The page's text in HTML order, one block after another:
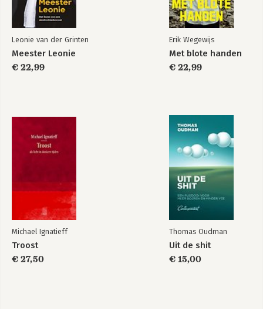
Leonie van der Grinten
Meester Leonie
€ 22,99
Erik Wegewijs
Met blote handen
€ 22,99
Michael Ignatieff
Troost
€ 27,50
Thomas Oudman
Uit de shit
€ 15,00